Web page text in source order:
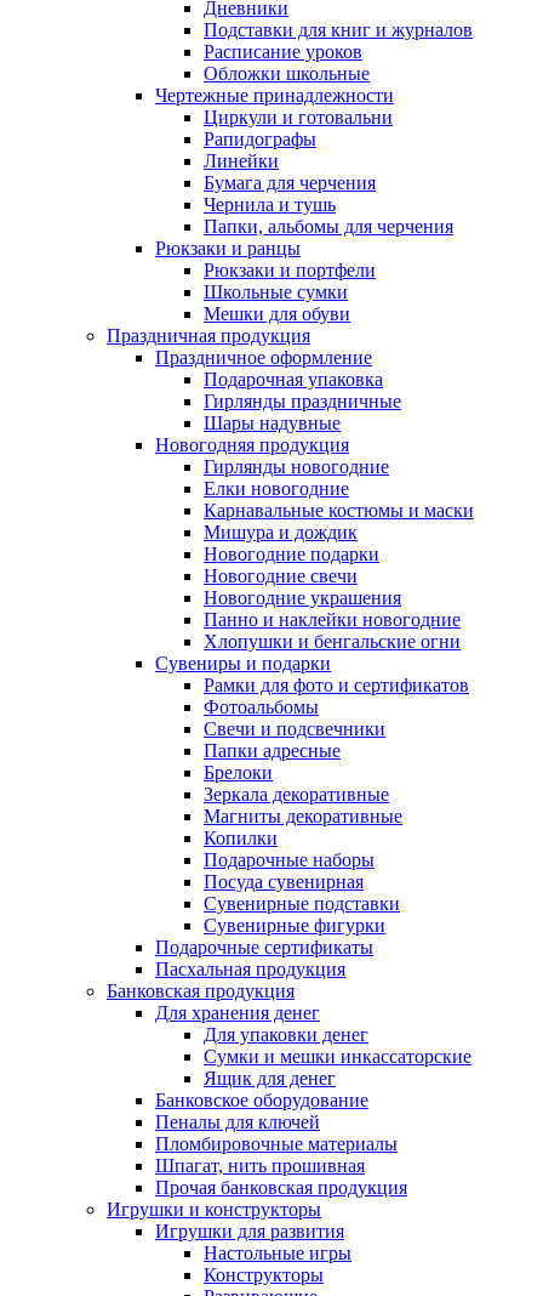
Дневники
Подставки для книг и журналов
Расписание уроков
Обложки школьные
Чертежные принадлежности
Циркули и готовальни
Рапидографы
Линейки
Бумага для черчения
Чернила и тушь
Папки, альбомы для черчения
Рюкзаки и ранцы
Рюкзаки и портфели
Школьные сумки
Мешки для обуви
Праздничная продукция
Праздничное оформление
Подарочная упаковка
Гирлянды праздничные
Шары надувные
Новогодняя продукция
Гирлянды новогодние
Елки новогодние
Карнавальные костюмы и маски
Мишура и дождик
Новогодние подарки
Новогодние свечи
Новогодние украшения
Панно и наклейки новогодние
Хлопушки и бенгальские огни
Сувениры и подарки
Рамки для фото и сертификатов
Фотоальбомы
Свечи и подсвечники
Папки адресные
Брелоки
Зеркала декоративные
Магниты декоративные
Копилки
Подарочные наборы
Посуда сувенирная
Сувенирные подставки
Сувенирные фигурки
Подарочные сертификаты
Пасхальная продукция
Банковская продукция
Для хранения денег
Для упаковки денег
Сумки и мешки инкассаторские
Ящик для денег
Банковское оборудование
Пеналы для ключей
Пломбировочные материалы
Шпагат, нить прошивная
Прочая банковская продукция
Игрушки и конструкторы
Игрушки для развития
Настольные игры
Конструкторы